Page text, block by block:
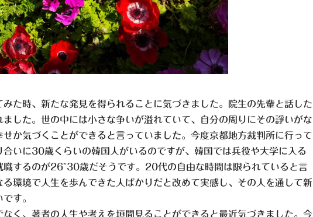
た時、新たな発見を得られることに気づきました。院生の先輩と話した
した。世の中には小さな争いが溢れていて、自分の周りにその諍いがな
か気づくことができると言っていました。今度京都地方裁判所に行って
いに30歳くらいの韓国人がいるのですが、韓国では兵役や大学に入る
職するのが26~30歳だそうです。20代の自由な時間は限られていると言
環境で人生を歩んできた人ばかりだと改めて実感し、その人を通して新
す。
く、著者の人生や考えを垣間見ることができると最近気づきました。今